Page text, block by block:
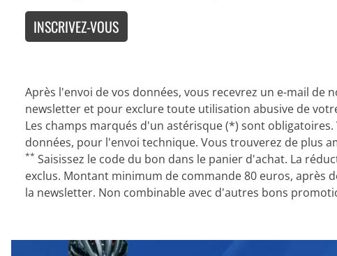
INSCRIVEZ-VOUS
Après l'envoi de vos données, vous recevrez un e-mail
newsletter et pour exclure toute utilisation abusive de
Les champs marqués d'un astérisque (*) sont
données, pour l'envoi technique. Vous trouverez de plus
** Saisissez le code du bon dans le panier d'achat. La
exclus. Montant minimum de commande 80 euros,
la newsletter. Non combinable avec d'autres bons